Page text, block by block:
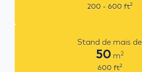
200 - 600 ft2
Stand de mais de
50 m2
600 ft2